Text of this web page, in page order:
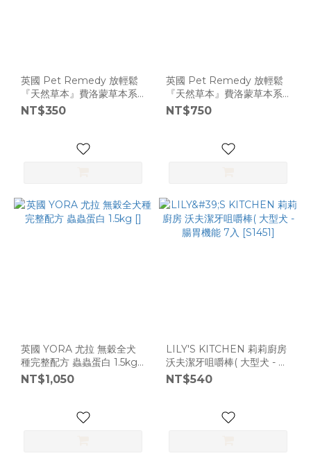
英國 Pet Remedy 放輕鬆
『天然草本』費洛蒙草本系
列 噴劑隨身瓶 15ml [L2173]
NT$350
英國 Pet Remedy 放輕鬆
『天然草本』費洛蒙草本系
列 噴劑瓶 200ml [L2173]
NT$750
英國 YORA 尤拉 無穀全犬
種完整配方 蟲蟲蛋白 1.5kg
[]
NT$1,050
LILY'S KITCHEN 莉莉廚房
沃夫潔牙咀嚼棒( 大型犬 - 腸
胃機能 7入 [S1451]
NT$540